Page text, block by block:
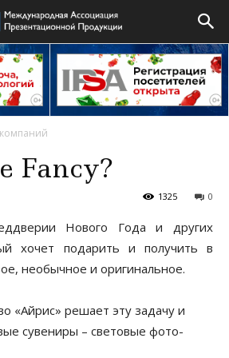
Fancy?
0
1325
Нового Года и других
хочет подарить и получить в
необычное и оригинальное.
«Айрис» решает эту задачу и
сувениры – световые фото-